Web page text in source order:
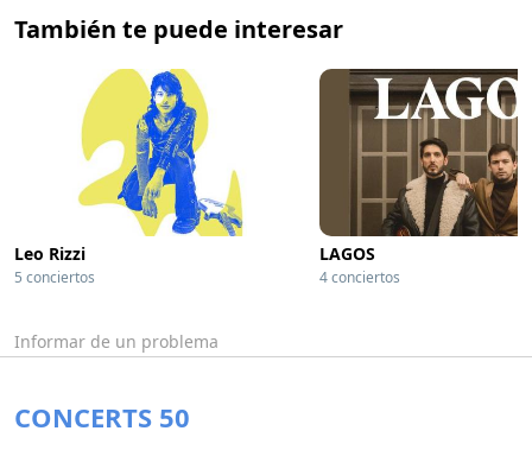
También te puede interesar
Leo Rizzi
5 conciertos
LAGOS
4 conciertos
Informar de un problema
CONCERTS 50